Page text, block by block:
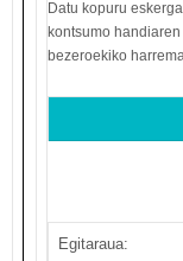
Datu kopuru
kontsumo
bezeroekiko
Egitaraua: